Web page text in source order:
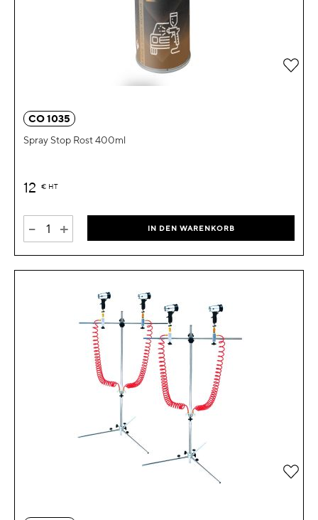
CO 1035
Spray Stop Rost 400ml
12 € HT
- + IN DEN WARENKORB
Zur
Zur